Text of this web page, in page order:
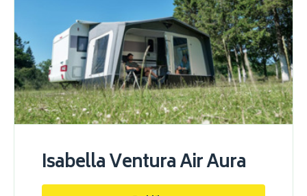
Isabella Ventura Air Aura